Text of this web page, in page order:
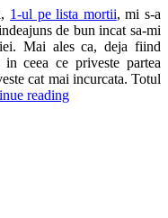
1-ul pe lista mortii, mi s-a
de bun incat sa-mi
Mai ales ca, deja fiind
in ceea ce priveste partea
cat mai incurcata. Totul
reading